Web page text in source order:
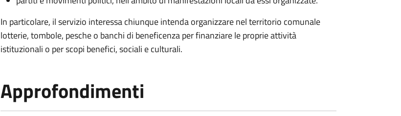
In particolare, il servizio interessa chiunque intenda organizzare nel territorio comunale
lotterie, tombole, pesche o banchi di beneficenza per finanziare le proprie attività
istituzionali o per scopi benefici, sociali e culturali.
Approfondimenti